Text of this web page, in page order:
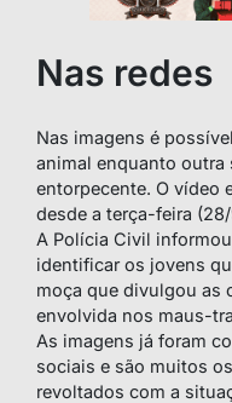
Nas redes
Nas imagens é
animal enquanto outra
entorpecente. O vídeo
desde a terça-feira
A Polícia Civil
identificar os jovens
moça que divulgou as
envolvida nos maus-
As imagens já foram
sociais e são muitos
revoltados com a